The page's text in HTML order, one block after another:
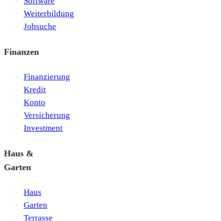
Weiterbildung
Jobsuche
Finanzen
Finanzierung
Kredit
Konto
Versicherung
Investment
Haus &
Garten
Haus
Garten
Terrasse